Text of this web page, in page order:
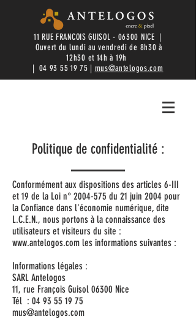
11 RUE FRANCOIS GUISOL - 06300 NICE |
Ouvert du lundi au vendredi de 8h30 à
12h30 et 14h à 19h
| 04 93 55 19 75 | mus@antelogos.com
Politique de confidentialité :
Conformément aux dispositions des articles 6-III
et 19 de la Loi n° 2004-575 du 21 juin 2004 pour
la Confiance dans l'économie numérique, dite
L.C.E.N., nous portons à la connaissance des
utilisateurs et visiteurs du site :
www.antelogos.com les informations suivantes :
Informations légales :
SARL Antelogos
11, rue François Guisol 06300 Nice
Tél : 04 93 55 19 75
mus@antelogos.com